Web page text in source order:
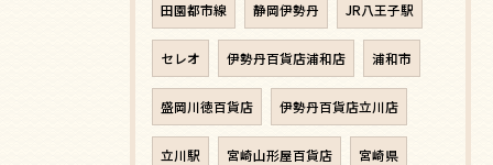
田園都市線 静岡伊勢丹 JR八王子駅
セレオ 伊勢丹百貨店浦和店 浦和市
盛岡川徳百貨店 伊勢丹百貨店立川店
立川駅 宮崎山形屋百貨店 宮崎県